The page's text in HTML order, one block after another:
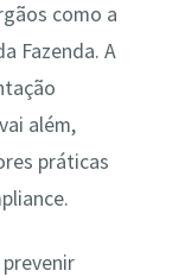
como a
Fazenda. A
além,
práticas